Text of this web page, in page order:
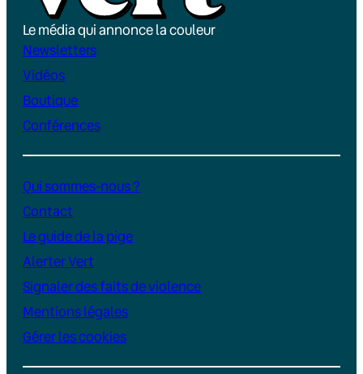
Le média qui annonce la couleur
Newsletters
Vidéos
Boutique
Conférences
Qui sommes-nous ?
Contact
Le guide de la pige
Alerter Vert
Signaler des faits de violence
Mentions légales
Gérer les cookies